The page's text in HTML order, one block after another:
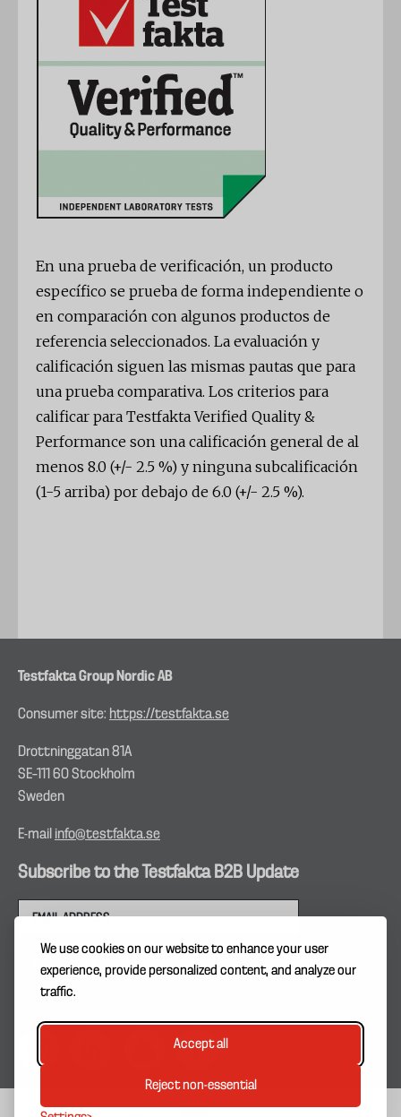
We use cookies on our website to enhance your user
experience, provide personalized content, and analyze our
traffic.
Accept all
Reject non-essential
En una prueba de verificación, un producto
específico se prueba de forma independiente o
en comparación con algunos productos de
referencia seleccionados. La evaluación y
calificación siguen las mismas pautas que para
una prueba comparativa. Los criterios para
calificar para Testfakta Verified Quality &
Performance son una calificación general de al
menos 8.0 (+/- 2.5 %) y ninguna subcalificación
(1-5 arriba) por debajo de 6.0 (+/- 2.5 %).
Testfakta Group Nordic AB
Consumer site: https://testfakta.se
Drottninggatan 81A
SE–111 60 Stockholm
Sweden
E-mail info@testfakta.se
Subscribe to the Testfakta B2B Update